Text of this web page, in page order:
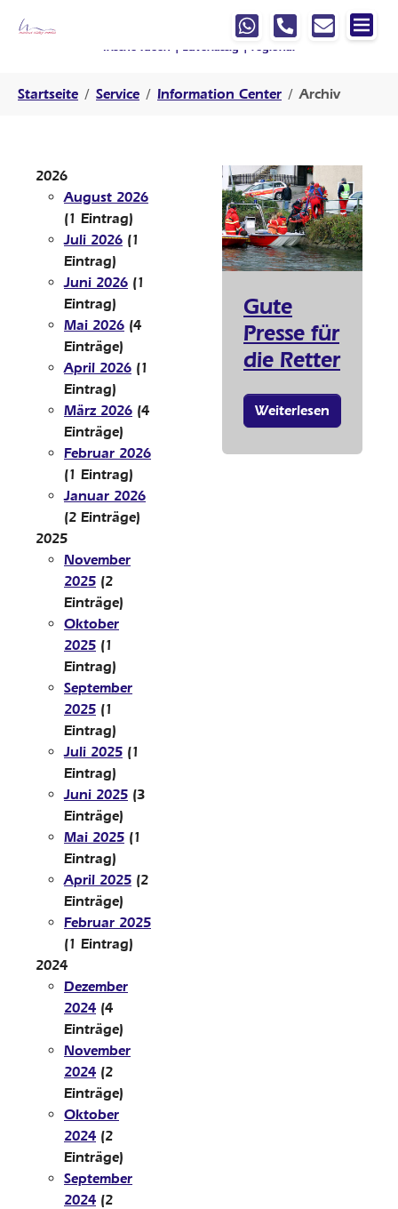
Ihre Werbeagentur, die mitdenkt !
frische Ideen | zuverlässig | regional
Startseite Service Information Center Archiv
2026
August 2026
(1 Eintrag)
Juli 2026 (1
Eintrag)
Juni 2026 (1
Eintrag)
Mai 2026 (4
Einträge)
April 2026 (1
Eintrag)
März 2026 (4
Einträge)
Februar 2026
(1 Eintrag)
Januar 2026
(2 Einträge)
2025
November
2025 (2
Einträge)
Oktober
2025 (1
Eintrag)
September
2025 (1
Eintrag)
Juli 2025 (1
Eintrag)
Juni 2025 (3
Einträge)
Mai 2025 (1
Eintrag)
April 2025 (2
Einträge)
Februar 2025
(1 Eintrag)
2024
Dezember
2024 (4
Einträge)
November
2024 (2
Einträge)
Oktober
2024 (2
Einträge)
September
2024 (2
Gute
Presse für
die Retter
Weiterlesen